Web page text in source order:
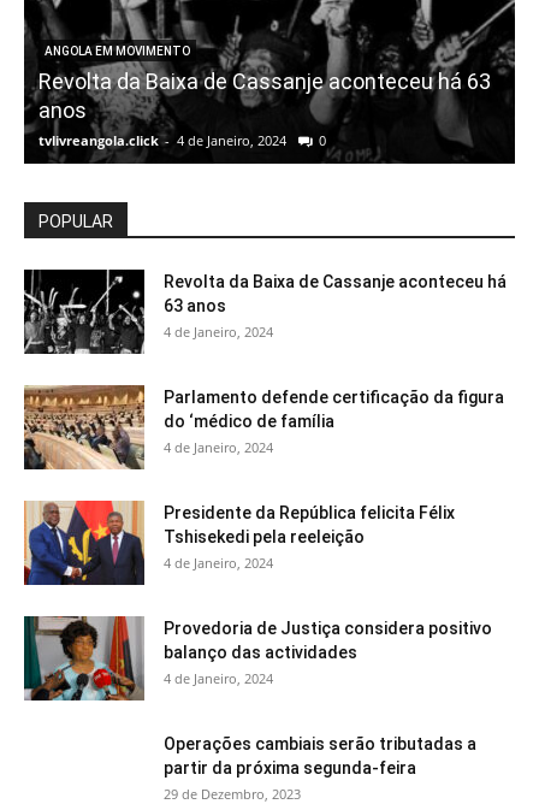
ANGOLA EM MOVIMENTO
Revolta da Baixa de Cassanje aconteceu há 63
anos
tvlivreangola.click - 4 de Janeiro, 2024 0
POPULAR
Revolta da Baixa de Cassanje aconteceu há
63 anos
4 de Janeiro, 2024
Parlamento defende certificação da figura
do ‘médico de família
4 de Janeiro, 2024
Presidente da República felicita Félix
Tshisekedi pela reeleição
4 de Janeiro, 2024
Provedoria de Justiça considera positivo
balanço das actividades
4 de Janeiro, 2024
Operações cambiais serão tributadas a
partir da próxima segunda-feira
29 de Dezembro, 2023